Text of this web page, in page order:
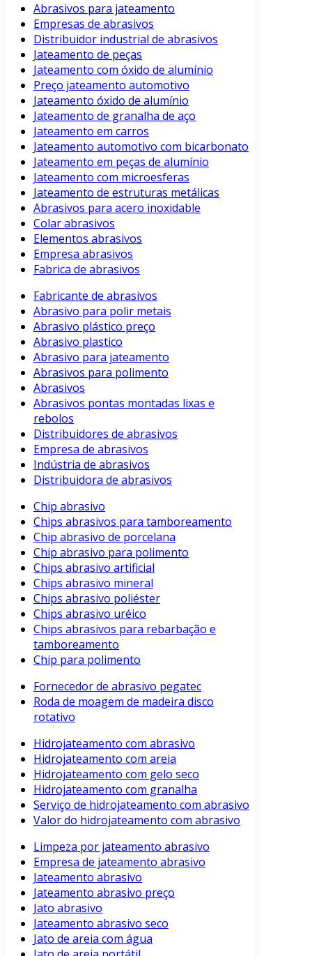
Abrasivos para jateamento
Empresas de abrasivos
Distribuidor industrial de abrasivos
Jateamento de peças
Jateamento com óxido de alumínio
Preço jateamento automotivo
Jateamento óxido de alumínio
Jateamento de granalha de aço
Jateamento em carros
Jateamento automotivo com bicarbonato
Jateamento em peças de alumínio
Jateamento com microesferas
Jateamento de estruturas metálicas
Abrasivos para acero inoxidable
Colar abrasivos
Elementos abrasivos
Empresa abrasivos
Fabrica de abrasivos
Fabricante de abrasivos
Abrasivo para polir metais
Abrasivo plástico preço
Abrasivo plastico
Abrasivo para jateamento
Abrasivos para polimento
Abrasivos
Abrasivos pontas montadas lixas e
rebolos
Distribuidores de abrasivos
Empresa de abrasivos
Indústria de abrasivos
Distribuidora de abrasivos
Chip abrasivo
Chips abrasivos para tamboreamento
Chip abrasivo de porcelana
Chip abrasivo para polimento
Chips abrasivo artificial
Chips abrasivo mineral
Chips abrasivo poliéster
Chips abrasivo uréico
Chips abrasivos para rebarbação e
tamboreamento
Chip para polimento
Fornecedor de abrasivo pegatec
Roda de moagem de madeira disco
rotativo
Hidrojateamento com abrasivo
Hidrojateamento com areia
Hidrojateamento com gelo seco
Hidrojateamento com granalha
Serviço de hidrojateamento com abrasivo
Valor do hidrojateamento com abrasivo
Limpeza por jateamento abrasivo
Empresa de jateamento abrasivo
Jateamento abrasivo
Jateamento abrasivo preço
Jato abrasivo
Jateamento abrasivo seco
Jato de areia com água